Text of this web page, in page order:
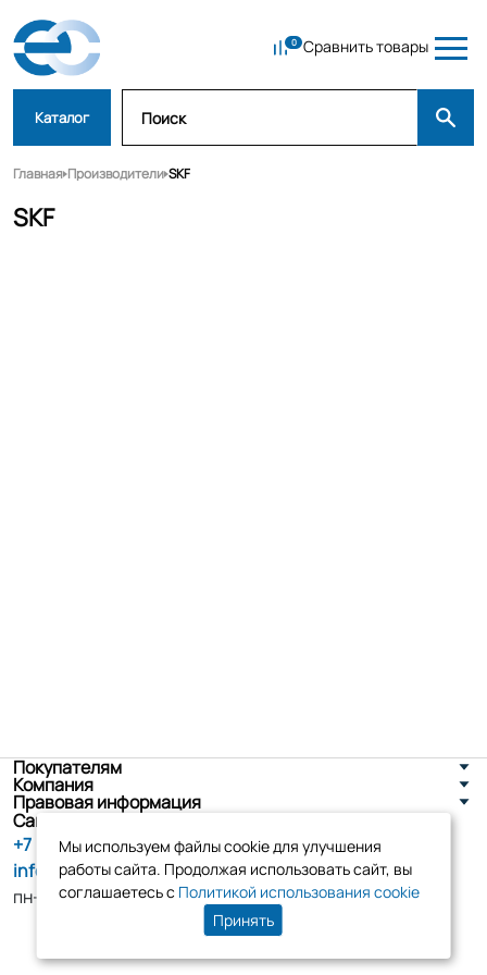
Сравнить товары
Каталог
Главная Производители SKF
SKF
Покупателям
Компания
Правовая информация
Санкт-Петербург, ул. Новоселов д. 8
+7 (800) 555-86-90
info@tk-elko.ru
пн-пт, 10:00 - 18:00
Мы используем файлы cookie для улучшения
работы сайта. Продолжая использовать сайт, вы
соглашаетесь с Политикой использования cookie
Принять